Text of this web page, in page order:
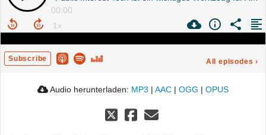
00:00
Subscribe All episodes ›
Audio herunterladen: MP3 | AAC | OGG | OPUS